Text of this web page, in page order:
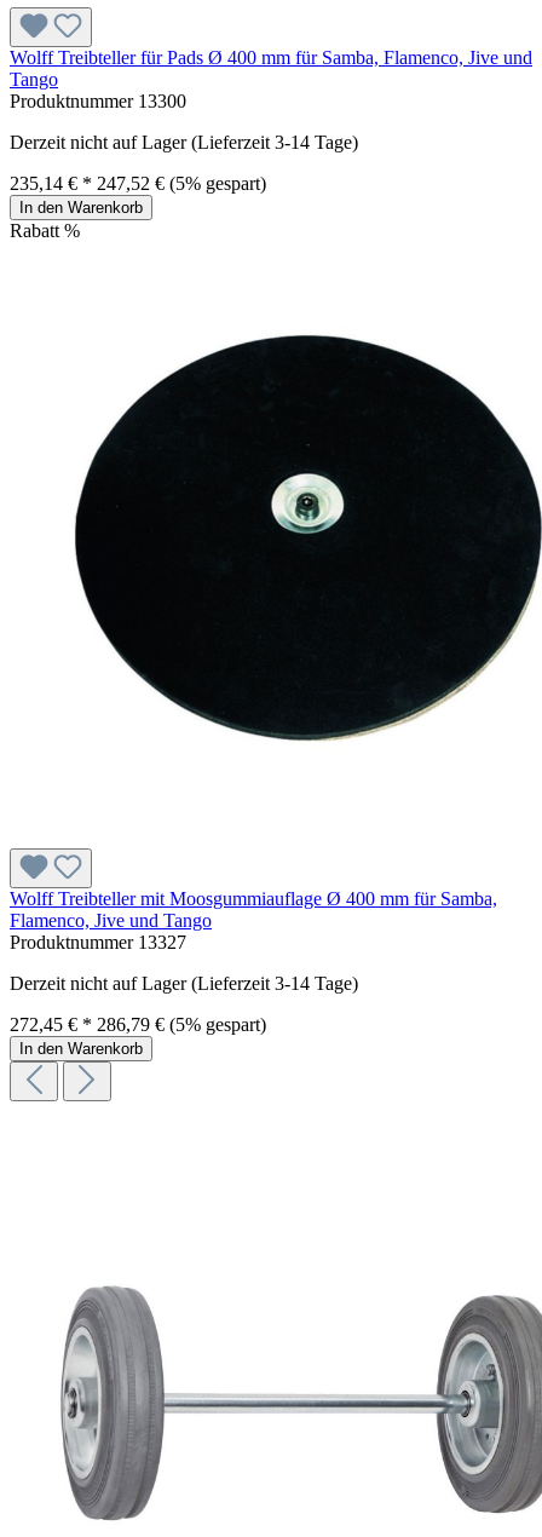
Wolff Treibteller für Pads Ø 400 mm für Samba, Flamenco, Jive und
Tango
Produktnummer 13300
Derzeit nicht auf Lager (Lieferzeit 3-14 Tage)
235,14 € * 247,52 € (5% gespart)
In den Warenkorb
Rabatt %
Wolff Treibteller mit Moosgummiauflage Ø 400 mm für Samba,
Flamenco, Jive und Tango
Produktnummer 13327
Derzeit nicht auf Lager (Lieferzeit 3-14 Tage)
272,45 € * 286,79 € (5% gespart)
In den Warenkorb